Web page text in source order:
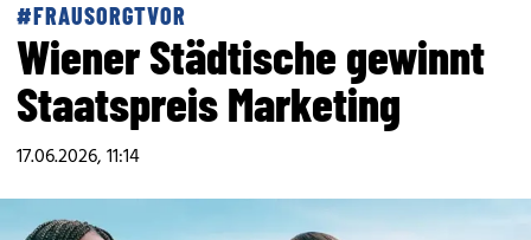
#FRAUSORGTVOR
Wiener Städtische gewinnt
Staatspreis Marketing
17.06.2026, 11:14